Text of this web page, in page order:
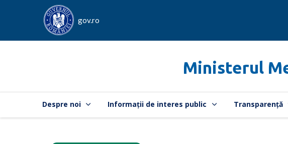
gov.ro
Ministerul
Despre noi Informații de interes public Transparență